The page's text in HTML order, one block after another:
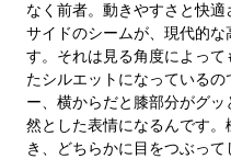
なく前者。動きやすさと快
サイドのシームが、現代的
す。それは見る角度によっ
たシルエットになっている
ー、横からだと膝部分がグ
然とした表情になるんです
き、どちらかに目をつぶっ